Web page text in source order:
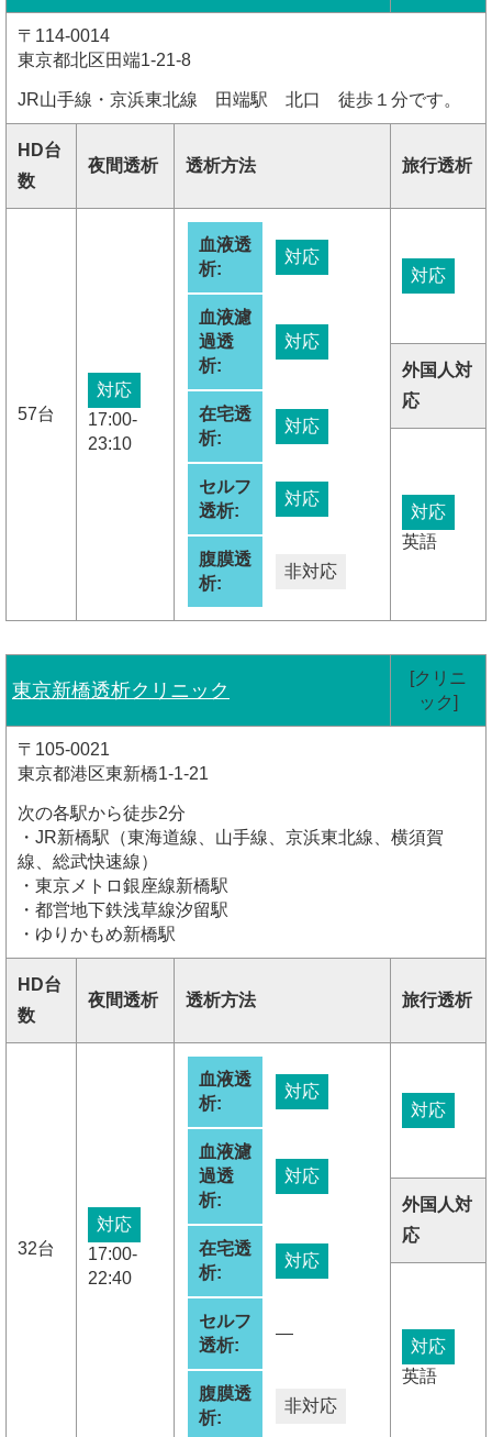
〒114-0014
東京都北区田端1-21-8
JR山手線・京浜東北線 田端駅 北口 徒歩１分です。
HD台
数
夜間透析 透析方法 旅行透析
57台
対応
17:00-
23:10
血液透
析:
対応
血液濾
過透
析:
対応
在宅透
析:
対応
セルフ
透析:
対応
腹膜透
析:
非対応
対応
外国人対
応
対応
英語
東京新橋透析クリニック
[クリニ
ック]
〒105-0021
東京都港区東新橋1-1-21
次の各駅から徒歩2分
・JR新橋駅（東海道線、山手線、京浜東北線、横須賀
線、総武快速線）
・東京メトロ銀座線新橋駅
・都営地下鉄浅草線汐留駅
・ゆりかもめ新橋駅
HD台
数
夜間透析 透析方法 旅行透析
32台
対応
17:00-
22:40
血液透
析:
対応
血液濾
過透
析:
対応
在宅透
析:
対応
セルフ
透析:
―
腹膜透
析:
非対応
対応
外国人対
応
対応
英語